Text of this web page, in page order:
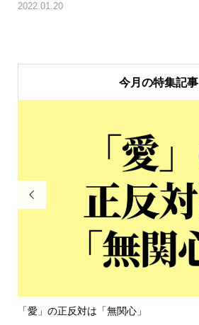
2022.01.20
今月の特集記事

令和８年熊本地震